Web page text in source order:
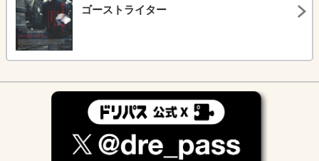
ゴーストライター